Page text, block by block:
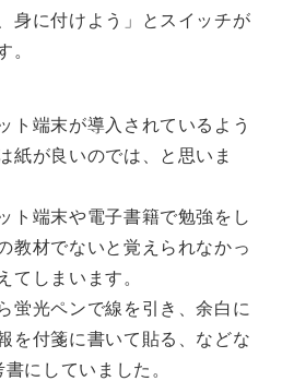
身に付けよう」とスイッチが
。
ト端末が導入されているよう
紙が良いのでは、と思いま
ト端末や電子書籍で勉強をし
教材でないと覚えられなかっ
てしまいます。
蛍光ペンで線を引き、余白に
を付箋に書いて貼る、などな
にしていました。